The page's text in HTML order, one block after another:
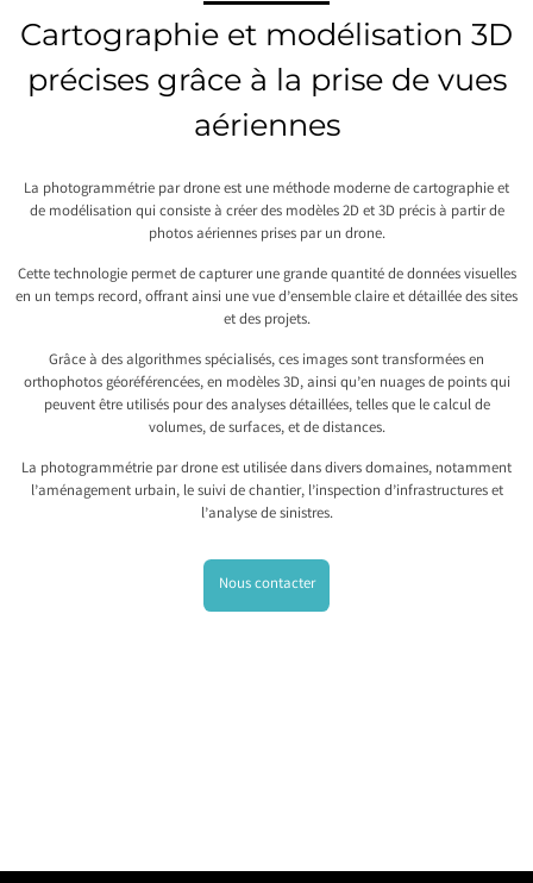
Cartographie et modélisation 3D
précises grâce à la prise de vues
aériennes
La photogrammétrie par drone est une méthode moderne de cartographie et
de modélisation qui consiste à créer des modèles 2D et 3D précis à partir de
photos aériennes prises par un drone.
Cette technologie permet de capturer une grande quantité de données visuelles
en un temps record, offrant ainsi une vue d’ensemble claire et détaillée des sites
et des projets.
Grâce à des algorithmes spécialisés, ces images sont transformées en
orthophotos géoréférencées, en modèles 3D, ainsi qu’en nuages de points qui
peuvent être utilisés pour des analyses détaillées, telles que le calcul de
volumes, de surfaces, et de distances.
La photogrammétrie par drone est utilisée dans divers domaines, notamment
l’aménagement urbain, le suivi de chantier, l’inspection d’infrastructures et
l’analyse de sinistres.
Nous contacter